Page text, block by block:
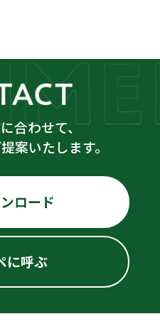
合わせて、
案いたします。
ロード
に呼ぶ